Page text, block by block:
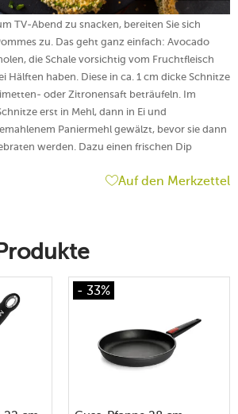
TV-Abend zu snacken, bereiten Sie sich
zu. Das geht ganz einfach: Avocado
die Schale vorsichtig vom Fruchtfleisch
Hälften haben. Diese in ca. 1 cm dicke Schnitze
oder Zitronensaft beträufeln. Im
erst in Mehl, dann in Ei und
Paniermehl gewälzt, bevor sie dann
werden. Dazu einen frischen Dip
Auf den Merkzettel
- 33%